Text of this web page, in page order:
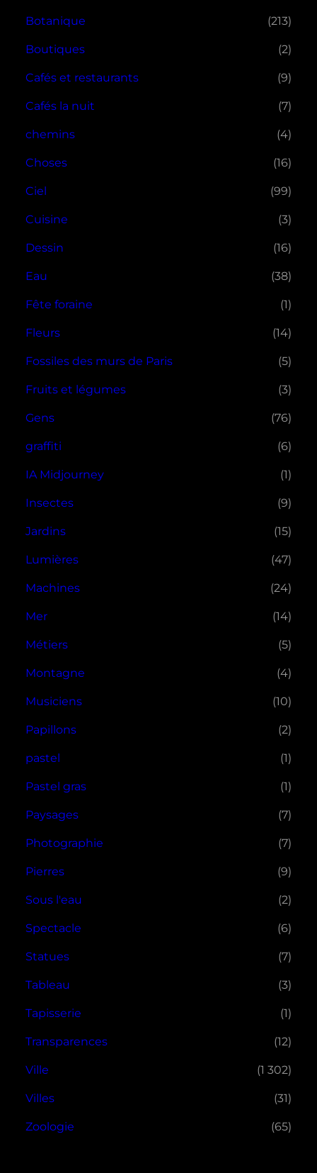
Botanique (213)
Boutiques (2)
Cafés et restaurants (9)
Cafés la nuit (7)
chemins (4)
Choses (16)
Ciel (99)
Cuisine (3)
Dessin (16)
Eau (38)
Fête foraine (1)
Fleurs (14)
Fossiles des murs de Paris (5)
Fruits et légumes (3)
Gens (76)
graffiti (6)
IA Midjourney (1)
Insectes (9)
Jardins (15)
Lumières (47)
Machines (24)
Mer (14)
Métiers (5)
Montagne (4)
Musiciens (10)
Papillons (2)
pastel (1)
Pastel gras (1)
Paysages (7)
Photographie (7)
Pierres (9)
Sous l'eau (2)
Spectacle (6)
Statues (7)
Tableau (3)
Tapisserie (1)
Transparences (12)
Ville (1 302)
Villes (31)
Zoologie (65)